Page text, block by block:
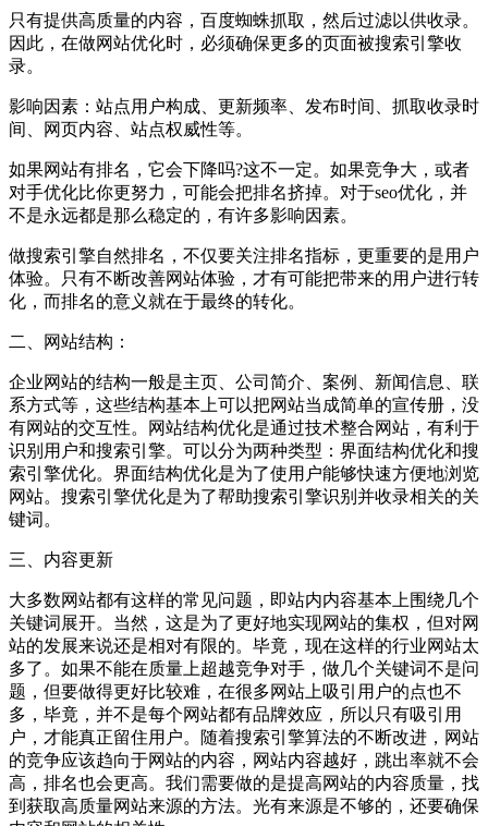
只有提供高质量的内容，百度蜘蛛抓取，然后过滤以供收录。
因此，在做网站优化时，必须确保更多的页面被搜索引擎收
录。
影响因素：站点用户构成、更新频率、发布时间、抓取收录时
间、网页内容、站点权威性等。
如果网站有排名，它会下降吗?这不一定。如果竞争大，或者
对手优化比你更努力，可能会把排名挤掉。对于seo优化，并
不是永远都是那么稳定的，有许多影响因素。
做搜索引擎自然排名，不仅要关注排名指标，更重要的是用户
体验。只有不断改善网站体验，才有可能把带来的用户进行转
化，而排名的意义就在于最终的转化。
二、网站结构：
企业网站的结构一般是主页、公司简介、案例、新闻信息、联
系方式等，这些结构基本上可以把网站当成简单的宣传册，没
有网站的交互性。网站结构优化是通过技术整合网站，有利于
识别用户和搜索引擎。可以分为两种类型：界面结构优化和搜
索引擎优化。界面结构优化是为了使用户能够快速方便地浏览
网站。搜索引擎优化是为了帮助搜索引擎识别并收录相关的关
键词。
三、内容更新
大多数网站都有这样的常见问题，即站内内容基本上围绕几个
关键词展开。当然，这是为了更好地实现网站的集权，但对网
站的发展来说还是相对有限的。毕竟，现在这样的行业网站太
多了。如果不能在质量上超越竞争对手，做几个关键词不是问
题，但要做得更好比较难，在很多网站上吸引用户的点也不
多，毕竟，并不是每个网站都有品牌效应，所以只有吸引用
户，才能真正留住用户。随着搜索引擎算法的不断改进，网站
的竞争应该趋向于网站的内容，网站内容越好，跳出率就不会
高，排名也会更高。我们需要做的是提高网站的内容质量，找
到获取高质量网站来源的方法。光有来源是不够的，还要确保